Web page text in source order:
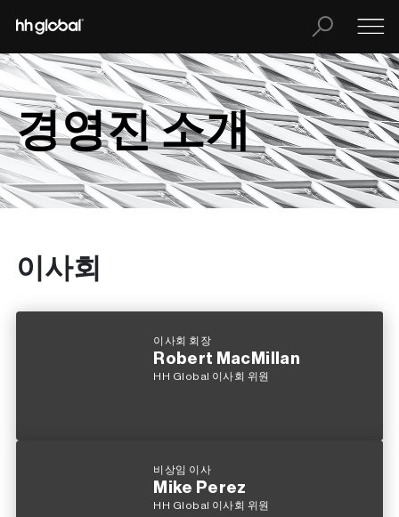
경영진 소개
이사회
이사회 회장
Robert MacMillan
HH Global 이사회 위원
비상임 이사
Mike Perez
HH Global 이사회 위원